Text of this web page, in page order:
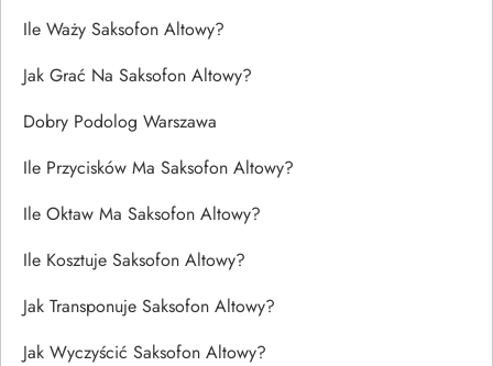
Ile Waży Saksofon Altowy?
Jak Grać Na Saksofon Altowy?
Dobry Podolog Warszawa
Ile Przycisków Ma Saksofon Altowy?
Ile Oktaw Ma Saksofon Altowy?
Ile Kosztuje Saksofon Altowy?
Jak Transponuje Saksofon Altowy?
Jak Wyczyścić Saksofon Altowy?